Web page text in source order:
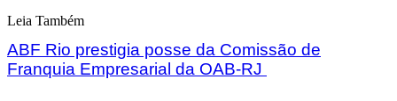
Leia Também
ABF Rio prestigia posse da Comissão de
Franquia Empresarial da OAB-RJ